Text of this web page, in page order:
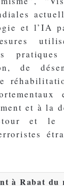
et l’IA
de
et à la
et le
à Rabat du